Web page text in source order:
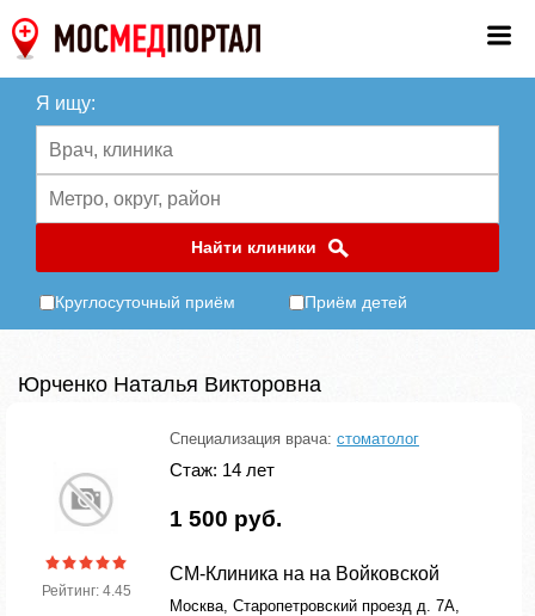
Я ищу:
Найти клиники
Круглосуточный приём Приём детей
Юрченко Наталья Викторовна
Рейтинг: 4.45
Специализация врача: стоматолог
Стаж: 14 лет
1 500 руб.
СМ-Клиника на на Войковской
Москва, Старопетровский проезд д. 7А,